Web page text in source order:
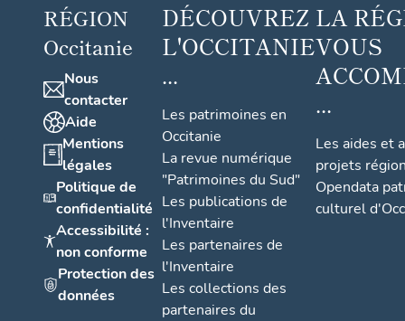
RÉGION
Occitanie
Nous
contacter
Aide
Mentions
légales
Politique de
confidentialité
Accessibilité :
non conforme
Protection des
données
DÉCOUVREZ
L'OCCITANIE
...
Les patrimoines en
Occitanie
La revue numérique
"Patrimoines du Sud"
Les publications de
l'Inventaire
Les partenaires de
l'Inventaire
Les collections des
partenaires du
LA
VOUS
...
Les aides et
projets
Opendata
culturel